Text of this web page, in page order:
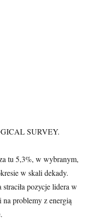
SURVEY.
tu 5,3%, w wybranym,
w skali dekady.
pozycje lidera w
problemy z energią